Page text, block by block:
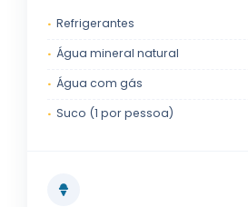
Refrigerantes
Água mineral natural
Água com gás
Suco (1 por pessoa)